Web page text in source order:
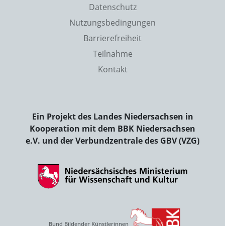
Datenschutz
Nutzungsbedingungen
Barrierefreiheit
Teilnahme
Kontakt
Ein Projekt des Landes Niedersachsen in
Kooperation mit dem BBK Niedersachsen
e.V. und der Verbundzentrale des GBV (VZG)
Bund Bildender Künstlerinnen